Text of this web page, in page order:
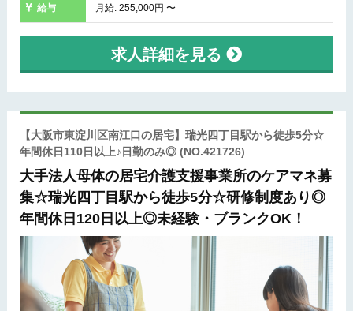
給与 月給: 255,000円 〜
求人詳細を見る
【大阪市東淀川区南江口の居宅】瑞光四丁目駅から徒歩5分☆
年間休日110日以上♪日勤のみ◎ (NO.421726)
大手法人母体の居宅介護支援事業所のケアマネ募
集☆瑞光四丁目駅から徒歩5分☆研修制度あり◎
年間休日120日以上◎未経験・ブランクOK！